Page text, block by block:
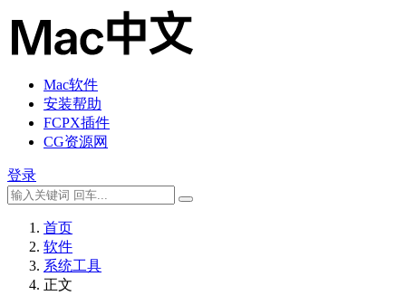
Mac软件
安装帮助
FCPX插件
CG资源网
登录
首页
软件
系统工具
正文